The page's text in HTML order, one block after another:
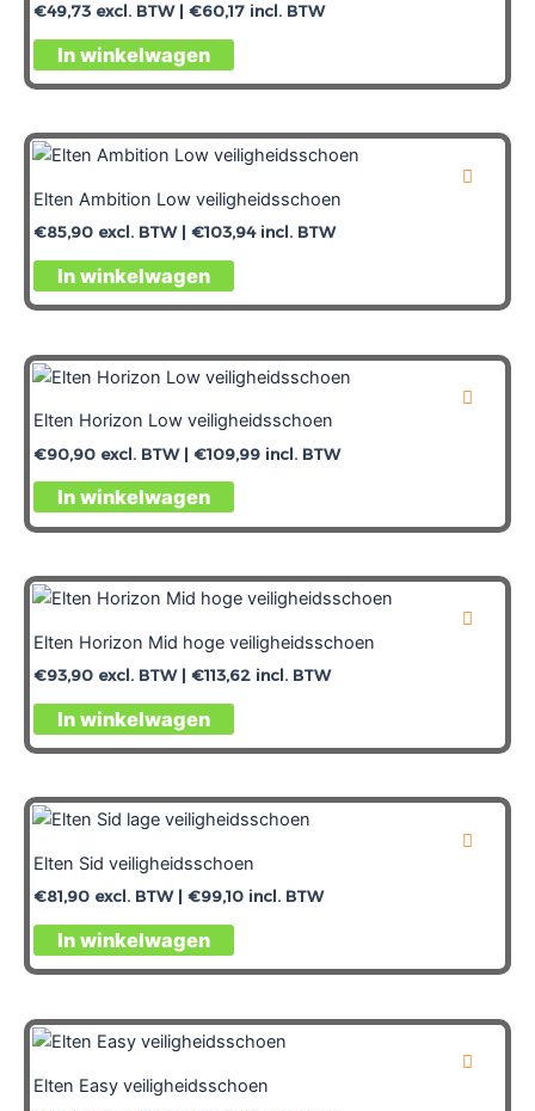
€49,73 excl. BTW | €60,17 incl. BTW
In winkelwagen
Elten Ambition Low veiligheidsschoen
€85,90 excl. BTW | €103,94incl. BTW
In winkelwagen
Elten Horizon Low veiligheidsschoen
€90,90 excl. BTW | €109,99 incl. BTW
In winkelwagen
Elten Horizon Mid hoge veiligheidsschoen
€93,90 excl. BTW | €113,62 incl. BTW
In winkelwagen
Elten Sid veiligheidsschoen
€81,90 excl. BTW | €99,10 incl. BTW
In winkelwagen
Elten Easy veiligheidsschoen